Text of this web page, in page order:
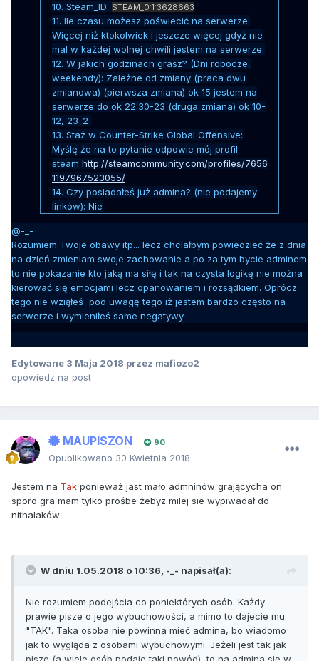
10. Steam_ID: STEAM_0:1:3628663
11. Ile czasu możesz poświecić na serwerze:
Więcej niż ktokolwiek i jeszcze więcej gdyż nie
mal w każdej wolnej chwili jestem na serwerze
12. W jakich godzinach grasz? (Dni robocze,
weekendy): Zależne od zmiany (praca dwu
zmianowa) (pierwsza zmiana) ok 15 jestem na
serwerze do ok 22:30-23 (druga zmiana) ok 10-
12, 23-2
13. Staż w Counter-Strike Global Offensive:
Myślę że na to pytanie odpowie mój profil
steam http://steamcommunity.com/profiles/7656
1197967523055/
14. Czy posiadałeś już admina? (nie podajemy
linków): Nie
@-_-
Rozumiem Twoje obawy itp... lecz chciałbym powiedzieć że z dnia
na dzień zmieniam swoje zachowanie a po za tym bycie adminem
to nie pokazanie kto jaką ma siłę i tak na czysta logikę nie można
kierować się emocjami lecz opanowaniem i rozsądkiem. Oprócz
tego nie wziąłeś pod uwagę tego iż jestem bardzo często na
serwerze i wymieniłeś same negatywy.
Edytowane 3 Maja 2018 przez mafiozo2
opowiedz na post
MAUPISZON 90
Opublikowano 30 Kwietnia 2018
Jestem na Tak ponieważ jast mało admninów grającycha on
sporo gra mam tylko prośbe żebyz milej sie wypiwadał do
nithalaków
W dniu 1.05.2018 o 10:36, -_- napisał(a):
Nie rozumiem podejścia co poniektórych osób. Każdy
prawie pisze o jego wybuchowości, a mimo to dajecie mu
"TAK". Taka osoba nie powinna mieć admina, bo wiadomo
jak to wygląda z osobami wybuchowymi. Jeżeli jest tak jak